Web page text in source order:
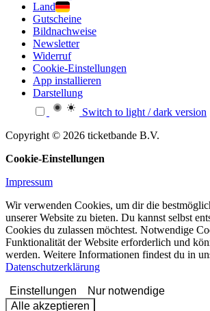
Land
Gutscheine
Bildnachweise
Newsletter
Widerruf
Cookie-Einstellungen
App installieren
Darstellung
Switch to light / dark version
Copyright © 2026 ticketbande B.V.
Cookie-Einstellungen
Impressum
Wir verwenden Cookies, um dir die
unserer Website zu bieten. Du kannst selbst
Cookies du zulassen möchtest. Notwendige
Funktionalität der Website erforderlich und
werden. Weitere Informationen findest du in
Datenschutzerklärung
Einstellungen
Nur notwendige
Alle akzeptieren